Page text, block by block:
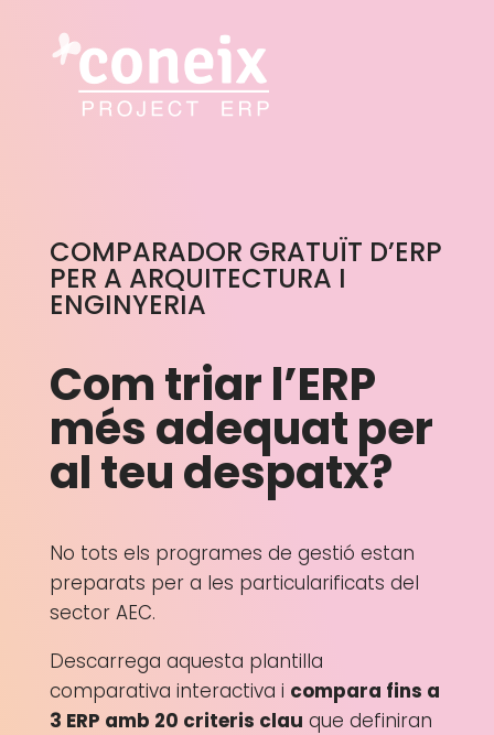
COMPARADOR GRATUÏT D’ERP
PER A ARQUITECTURA I
ENGINYERIA
Com triar l’ERP
més adequat per
al teu despatx?
No tots els programes de gestió estan
preparats per a les particularificats del
sector AEC.
Descarrega aquesta plantilla
comparativa interactiva i compara fins a
3 ERP amb 20 criteris clau que definiran